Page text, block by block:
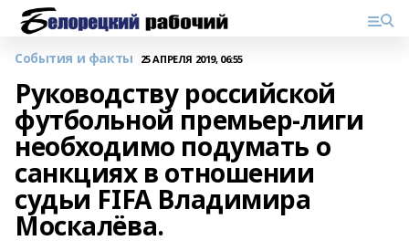
События и факты 25 АПРЕЛЯ 2019, 06:55
Руководству российской
футбольной премьер-лиги
необходимо подумать о
санкциях в отношении
судьи FIFA Владимира
Москалёва.